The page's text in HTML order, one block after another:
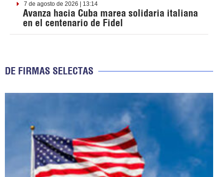
7 de agosto de 2026 | 13:14
Avanza hacia Cuba marea solidaria italiana
en el centenario de Fidel
DE FIRMAS SELECTAS